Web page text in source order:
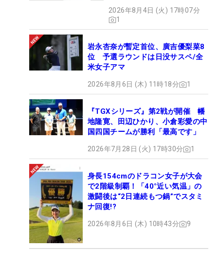
2026年8月4日 (火) 17時07分
1
岩永杏奈が暫定首位、廣吉優梨菜8
位 予選ラウンドは日没サスペ/全
米女子アマ
2026年8月6日 (木) 11時18分 1
『TGXシリーズ』第2戦が開催 幡
地隆寛、田辺ひかり、小倉彩愛の中
国四国チームが勝利「最高です」
2026年7月28日 (火) 17時30分 1
身長154cmのドラコン女子が大会
で2階級制覇！「40°近い気温」の
激闘後は“2日連続もつ鍋”でスタミ
ナ回復!?
2026年8月6日 (木) 10時43分 9